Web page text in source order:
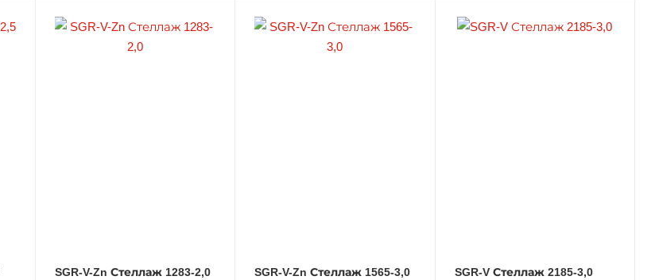
SGR-V-Zn Стеллаж 1283-2,0 SGR-V-Zn Стеллаж 1565-3,0 SGR-V Стеллаж 2185-3,0